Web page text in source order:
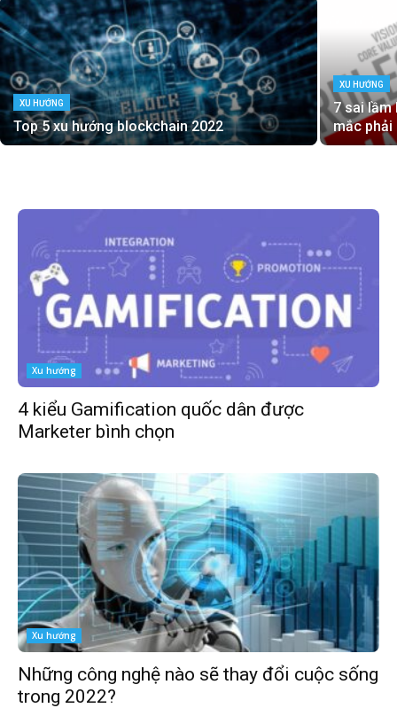
XU HƯỚNG
Top 5 xu hướng blockchain 2022
XU HƯỚNG
7 sai lầm
mắc phải
Xu hướng
4 kiểu Gamification quốc dân được
Marketer bình chọn
Xu hướng
Những công nghệ nào sẽ thay đổi cuộc sống
trong 2022?